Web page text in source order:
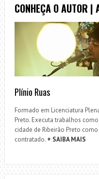
CONHEÇA O AUTOR |
Plínio Ruas
Formado em Licenciatura
Preto. Executa trabalhos
cidade de Ribeirão Preto
contratado. + SAIBA MAIS